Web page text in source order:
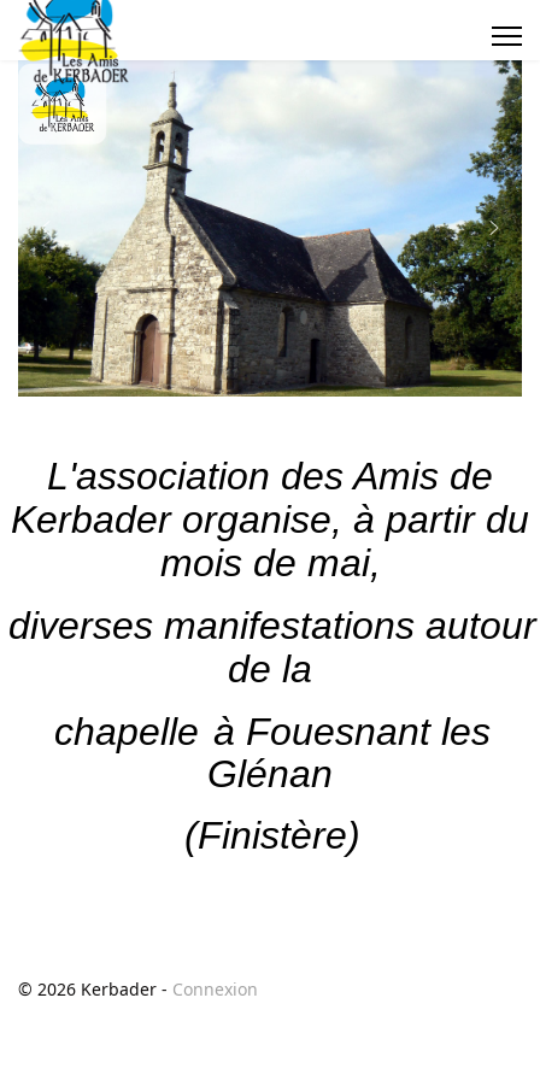
L'association des Amis de
Kerbader organise, à partir du
mois de mai,
diverses manifestations autour
de la
chapelle à Fouesnant les
Glénan
(Finistère)
© 2026 Kerbader - Connexion